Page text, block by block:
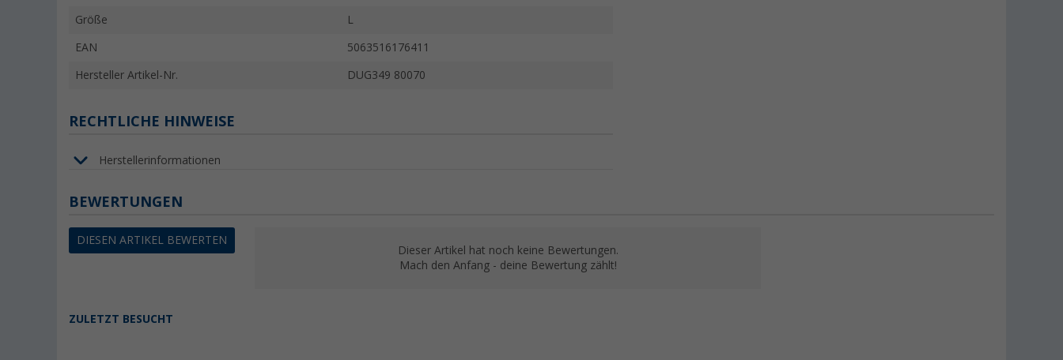
Größe L
EAN 5063516176411
Hersteller Artikel-Nr. DUG349 80070
RECHTLICHE HINWEISE
Herstellerinformationen
BEWERTUNGEN
DIESEN ARTIKEL BEWERTEN
Dieser Artikel hat noch keine Bewertungen.
Mach den Anfang - deine Bewertung zählt!
ZULETZT BESUCHT